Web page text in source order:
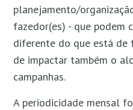
planejamento/
fazedor(es) - que podem
diferente do que está de
de impactar também o
campanhas.
A periodicidade mensal